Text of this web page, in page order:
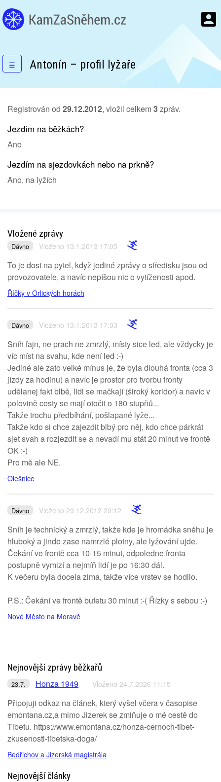
☰ Antonín – profil lyžaře
Registrován od 29.12.2012, vložil celkem3zpráv.
Jezdím na běžkách?
Ano
Jezdím na sjezdovkách nebo na prkně?
Ano, na lyžích
Vložené zprávy
Dávno Vloženo 13.1.2013 17:05
To je dost na pytel, když jediné zprávy o středisku jsou od
provozovatele, a navíc nepíšou nic o vytíženosti apod.
Říčky v Orlických horách
Dávno Vloženo 13.1.2013 17:03
Sníh fajn, ne prach ne zmrzlý, místy sice led, ale vždycky je
víc míst na svahu, kde není led :-)
Jediné ale zato velké mínus je, že byla dlouhá fronta (cca 3
jízdy za hodinu) a navíc je prostor pro tvorbu fronty
udělanej fakt blbě, lidi se mačkají (široký koridor) a navíc v
polovině cesty se mají otočit o 180 stupňů...
Takže trochu předbíhání, pošlapané lyže...
Takže kdo si chce zajezdit blbý pro něj, kdo chce párkrát
sjet svah a rozjezdit se a nevadí mu stát 20 minut ve frontě
OK :-)
Pro mě ale NE.
Olešnice
Dávno Vloženo 29.12.2012 20:12
Sníh je technický a zmrzlý, takže kde je hromádka sněhu je
hluboký a jinde zase namrzlé plotny, ale lyžování ujde.
Čekání ve frontě cca 10-15 minut, odpoledne fronta
postupně vymizí a nejmíň lidí je po 16:30 dál.
K večeru byla docela zima, takže více vrstev se hodilo.
P.S.: Čekání ve frontě bufetu 30 minut :-( Řízky s sebou :-)
Nové Město na Moravě
Nejnovější zprávy běžkařů
23.7. Honza 1949 Vloženo 24.7.2026 11:15
Připojuji odkaz na článek, který vyšel včera v časopise
emontana.cz,a mimo Jizerek se zmiňuje o mé cestě do
Tibetu. https://www.emontana.cz/honza-cernoch-tibet-
zkusenosti-tibetska-doga/
Bedřichov a Jizerská magistrála
Nejnovější články